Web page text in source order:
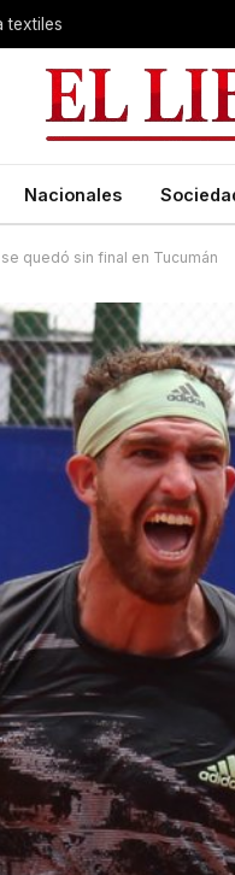
textiles
Nacionales
quedó sin final en Tucumán